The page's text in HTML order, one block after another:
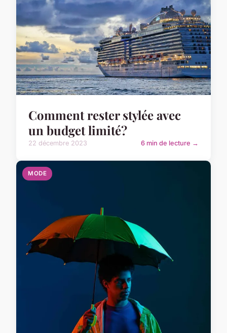
Comment rester stylée avec
un budget limité?
22 décembre 2023 6 min de lecture →
MODE